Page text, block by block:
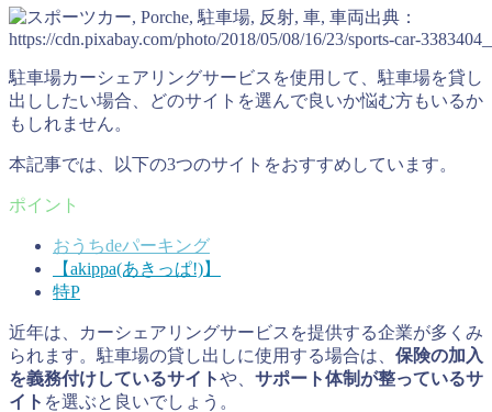
出典：
https://cdn.pixabay.com/photo/2018/05/08/16/23/sports-car-
駐車場カーシェアリングサービスを使用して、駐車場を貸し
出ししたい場合、どのサイトを選んで良いか悩む方もいるか
もしれません。
本記事では、以下の3つのサイトをおすすめしています。
おうちdeパーキング
【akippa(あきっぱ!)】
特P
近年は、カーシェアリングサービスを提供する企業が多くみ
られます。駐車場の貸し出しに使用する場合は、 保険の加入
を義務付けしているサイトや、 サポート体制が整っているサ
イト を選ぶと良いでしょう。